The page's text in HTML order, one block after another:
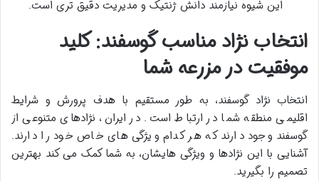
این شیوه نیازمند دانش ژنتیک و مدیریت دقیق تری است.
انتخاب نژاد مناسب گوسفند: کلید
موفقیت در مزرعه شما
انتخاب نژاد گوسفند، به طور مستقیم با هدف پرورش و شرایط
اقلیمی منطقه شما در ارتباط است. در ایران، نژادهای متنوعی از
گوسفند وجود دارند که هر کدام ویژگی های خاص خود را دارند.
آشنایی با این نژادها و ویژگی هایشان، به شما کمک می کند بهترین
تصمیم را بگیرید.